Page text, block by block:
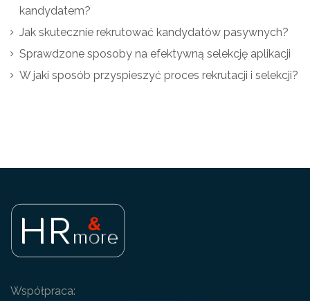
kandydatem?
Jak skutecznie rekrutować kandydatów pasywnych?
Sprawdzone sposoby na efektywną selekcję aplikacji
W jaki sposób przyspieszyć proces rekrutacji i selekcji?
Współpraca: